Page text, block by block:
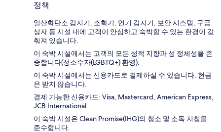
정책
일산화탄소 감지기, 소화기, 연기 감지기, 보안 시스템, 구급
상자 등 시설 내에 고객이 안심하고 숙박할 수 있는 환경이 갖
춰져 있습니다.
이 숙박 시설에서는 고객의 모든 성적 지향과 성 정체성을 존
중합니다(성소수자(LGBTQ+) 환영).
이 숙박 시설에서는 신용카드로 결제하실 수 있습니다. 현금
은 받지 않습니다.
결제 가능한 신용카드: Visa, Mastercard, American Express,
JCB International
이 숙박 시설은 Clean Promise(IHG)의 청소 및 소독 지침을
준수합니다.